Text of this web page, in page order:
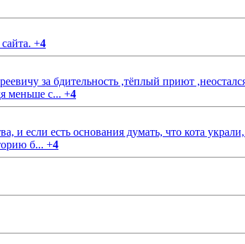
+4
за бдительность ,тёплый приют
меньше с... +4
если есть основания думать, что кота
б... +4